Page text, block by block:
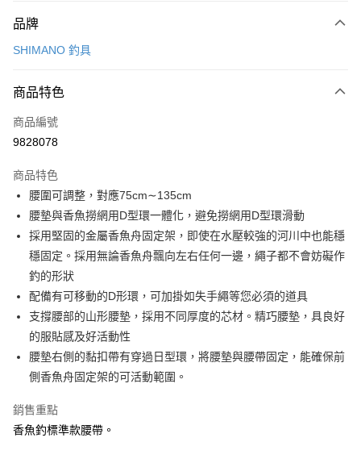
信用卡一次付款
3 期 0 利率 每期
合作金庫商業銀行
上海商業儲蓄銀行
臺灣中小企業銀行
匯豐（台灣）商業銀行
聯邦商業銀行
遠東國際商業銀行
元大商業銀行
永豐商業銀行
玉山商業銀行
星展（台灣）商業銀行
台灣樂天信用卡公司
合作金庫商業銀行
上海商業儲蓄銀行
國泰世華商業銀行
匯豐（台灣）商業銀行
華泰商業銀行
聯邦商業銀行
遠東國際商業銀行
元大商業銀行
永豐商業銀行
玉山商業銀行
台新國際商業銀行
中國信託商業銀行
LINE Pay
Apple Pay
悠遊付
Google Pay
全盈+PAY
ATM付款
運送方式
7-11取貨(快速到店)
每筆NT$100，滿NT$1,000(含以上)免運費
新竹貨運
每筆NT$100，滿NT$1,000(含以上)免運費
品牌
SHIMANO 釣具
商品特色
商品編號
9828078
商品特色
腰圍可調整，對應75cm∼135cm
腰墊與香魚撈網用D型環一體化，避免撈網用D型環滑動
採用堅固的金屬香魚舟固定架，即使在水壓較強的河川中也能穩
穩固定。採用無論香魚舟飄向左右任何一邊，繩子都不會妨礙作
釣的形狀
配備有可移動的D形環，可加掛如失手繩等您必須的道具
支撐腰部的山形腰墊，採用不同厚度的芯材。精巧腰墊，具良好
的服貼感及好活動性
腰墊右側的黏扣帶有穿過日型環，將腰墊與腰帶固定，能確保前
側香魚舟固定架的可活動範圍。
銷售重點
香魚釣標準款腰帶。